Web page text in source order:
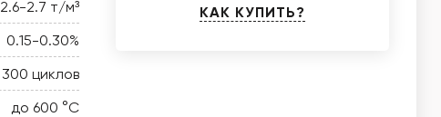
2.6-2.7 т/м³
0.15-0.30%
300 циклов
до 600 °C
КАК КУПИТЬ?